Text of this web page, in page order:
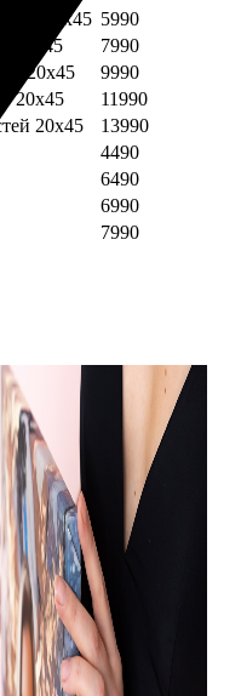
20х45 5990
20х45
7990
20х45
9990
20х45
11990
20х45
13990
4490
6490
6990
7990